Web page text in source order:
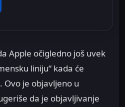
Apple očigledno još uvek
liniju“ kada će
Ovo je objavljeno u
da je objavljivanje